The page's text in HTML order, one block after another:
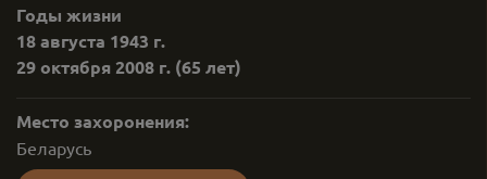
Годы жизни
18 августа 1943 г.
29 октября 2008 г. (65 лет)
Место захоронения:
Беларусь